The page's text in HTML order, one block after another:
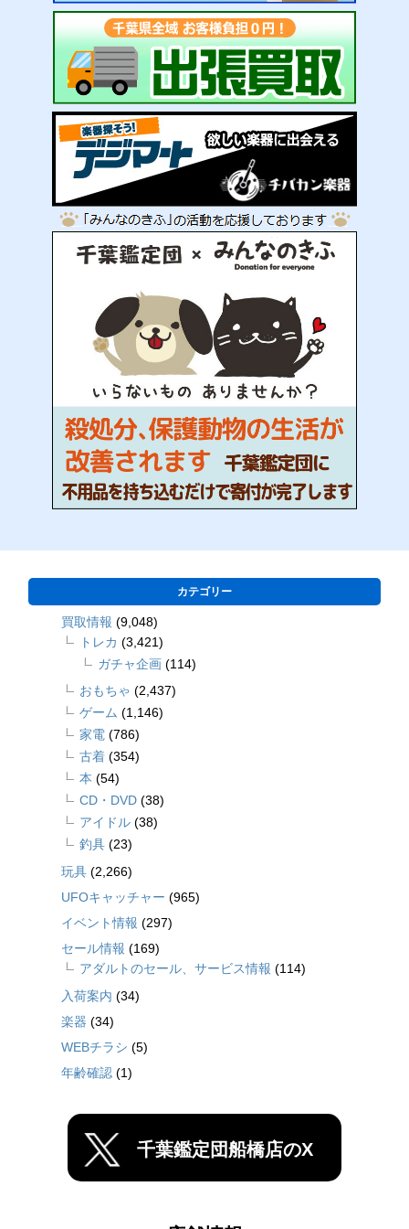
カテゴリー
買取情報 (9,048)
トレカ (3,421)
ガチャ企画 (114)
おもちゃ (2,437)
ゲーム (1,146)
家電 (786)
古着 (354)
本 (54)
CD・DVD (38)
アイドル (38)
釣具 (23)
玩具 (2,266)
UFOキャッチャー (965)
イベント情報 (297)
セール情報 (169)
アダルトのセール、サービス情報 (114)
入荷案内 (34)
楽器 (34)
WEBチラシ (5)
年齢確認 (1)
千葉鑑定団船橋店のX